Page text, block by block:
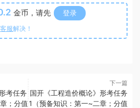
金币，请先 登录
服解决！
考任务
；分值
下一篇
国开《工程造价概论》形考任务
1（预备知识：第一~二章；分值